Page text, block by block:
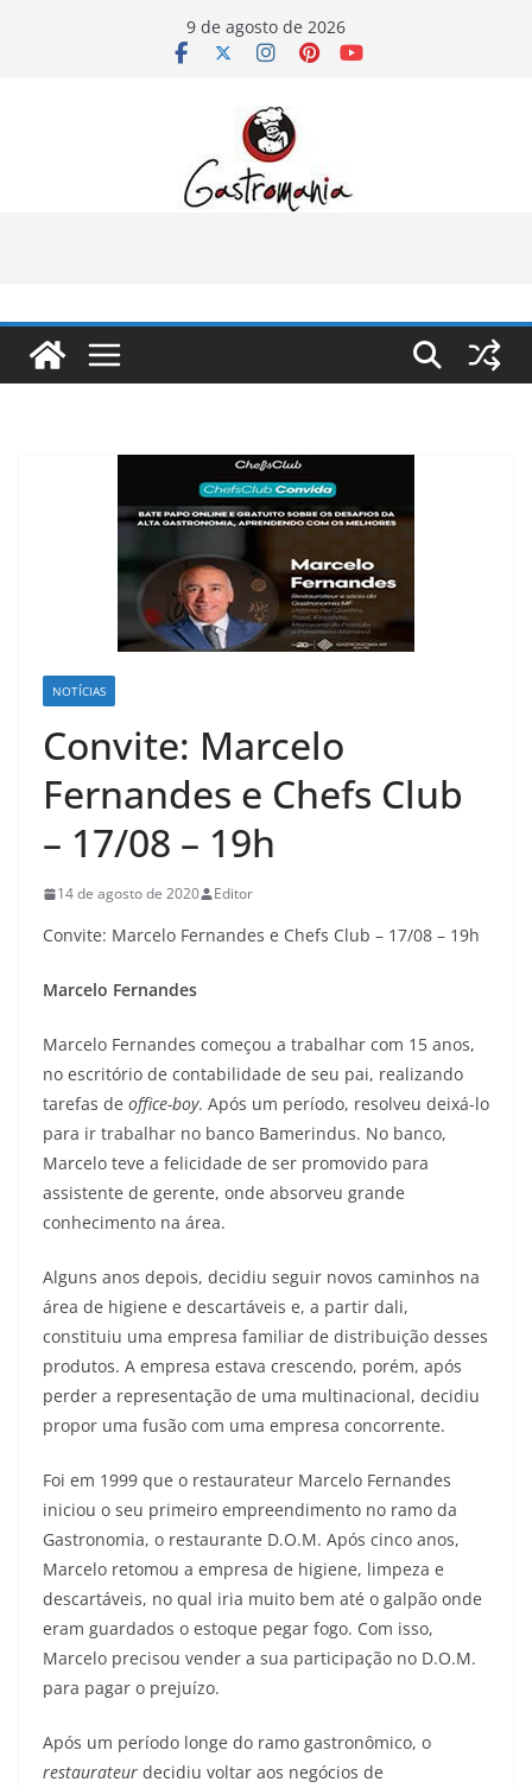
9 de agosto de 2026
NOTÍCIAS
Convite: Marcelo
Fernandes e Chefs Club
– 17/08 – 19h
14 de agosto de 2020 Editor
Convite: Marcelo Fernandes e Chefs Club – 17/08 – 19h
Marcelo Fernandes
Marcelo Fernandes começou a trabalhar com 15 anos,
no escritório de contabilidade de seu pai, realizando
tarefas de office-boy. Após um período, resolveu deixá-lo
para ir trabalhar no banco Bamerindus. No banco,
Marcelo teve a felicidade de ser promovido para
assistente de gerente, onde absorveu grande
conhecimento na área.
Alguns anos depois, decidiu seguir novos caminhos na
área de higiene e descartáveis e, a partir dali,
constituiu uma empresa familiar de distribuição desses
produtos. A empresa estava crescendo, porém, após
perder a representação de uma multinacional, decidiu
propor uma fusão com uma empresa concorrente.
Foi em 1999 que o restaurateur Marcelo Fernandes
iniciou o seu primeiro empreendimento no ramo da
Gastronomia, o restaurante D.O.M. Após cinco anos,
Marcelo retomou a empresa de higiene, limpeza e
descartáveis, no qual iria muito bem até o galpão onde
eram guardados o estoque pegar fogo. Com isso,
Marcelo precisou vender a sua participação no D.O.M.
para pagar o prejuízo.
Após um período longe do ramo gastronômico, o
restaurateur decidiu voltar aos negócios de